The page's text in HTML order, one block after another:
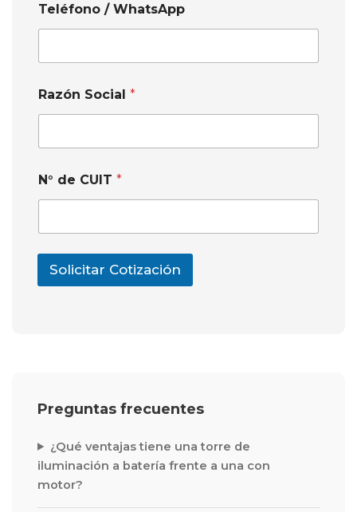
Teléfono / WhatsApp
Razón Social *
e
E
a
l
e
N° de CUIT *
Solicitar Cotización
Preguntas frecuentes
¿Qué ventajas tiene una torre de
iluminación a batería frente a una con
motor?